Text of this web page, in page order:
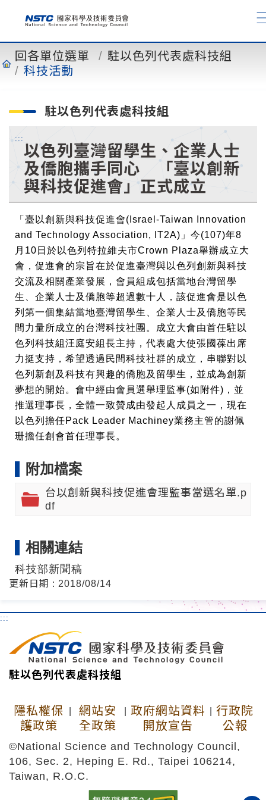
容 回各單位選單
駐以色列代表處科技組
科技活動
駐以色列代表處科技組
:::
以色列臺灣留學生、企業人士
及僑胞攜手同心 「臺以創新
與科技促進會」正式成立
「臺以創新與科技促進會(Israel-Taiwan Innovation
and Technology Association, IT2A)」今(107)年8
月10日於以色列特拉維夫市Crown Plaza舉辦成立大
會，促進會的宗旨在於促進臺灣與以色列創新與科技
交流及相關產業發展，會員組成包括當地台灣留學
生、企業人士及僑胞等超過數十人，該促進會是以色
列第一個集結當地臺灣留學生、企業人士及僑胞等民
間力量所成立的台灣科技社團。成立大會由首任駐以
色列科技組汪庭安組長主持，代表處大使張國葆出席
力挺支持，希望透過民間科技社群的成立，串聯對以
色列新創及科技有興趣的僑胞及留學生，並成為創新
夢想的開始。會中經由會員選舉理監事(如附件)，並
推選理事長，全體一致贊成由發起人成員之一，現在
以色列擔任Pack Leader Machiney業務主管的謝佩
珊擔任創會首任理事長。
附加檔案
台以創新與科技促進會理監事當選名單.p
df
相關連結
科技部新聞稿
更新日期 : 2018/08/14
:::
駐以色列代表處科技組
隱私權保
護政策
網站安
全政策
政府網站資料
開放宣告
行政院
公報
©National Science and Technology Council,
106, Sec. 2, Heping E. Rd., Taipei 106214,
Taiwan, R.O.C.